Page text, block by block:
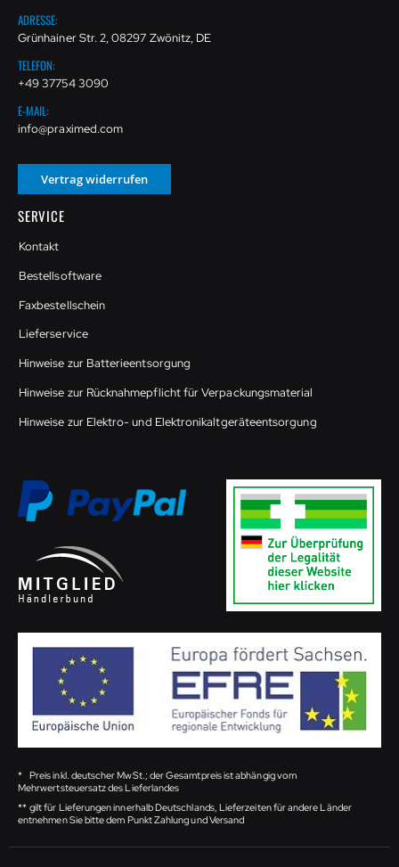
ADRESSE:
Grünhainer Str. 2, 08297 Zwönitz, DE
TELEFON:
+49 37754 3090
E-MAIL:
info@praximed.com
Vertrag widerrufen
SERVICE
Kontakt
Bestellsoftware
Faxbestellschein
Lieferservice
Hinweise zur Batterieentsorgung
Hinweise zur Rücknahmepflicht für Verpackungsmaterial
Hinweise zur Elektro- und Elektronikaltgeräteentsorgung
* Preis inkl. deutscher MwSt.; der Gesamtpreis ist abhängig vom
Mehrwertsteuersatz des Lieferlandes
** gilt für Lieferungen innerhalb Deutschlands, Lieferzeiten für andere Länder
entnehmen Sie bitte dem Punkt Zahlung und Versand